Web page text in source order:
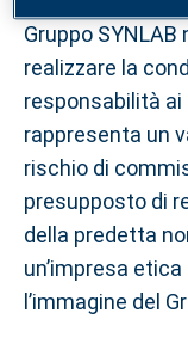
Gruppo
realizzare la
responsabilità ai
rappresenta un
rischio di
presupposto di
della predetta
un’impresa
l’immagine del